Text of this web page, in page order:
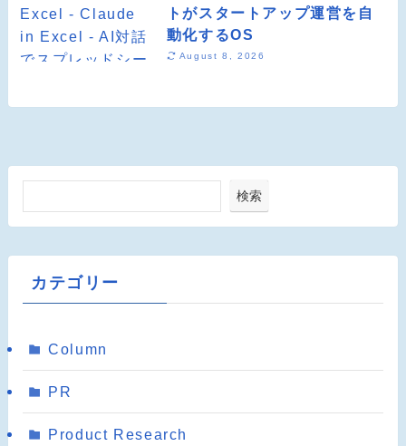
トがスタートアップ運営を自
動化するOS
August 8, 2026
検索
カテゴリー
Column
PR
Product Research